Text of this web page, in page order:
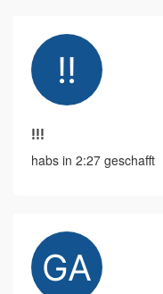
!!!
habs in 2:27 geschafft